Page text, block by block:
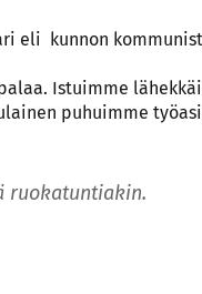
eli kunnon
Istuimme
puhuimme
ruokatuntiakin.